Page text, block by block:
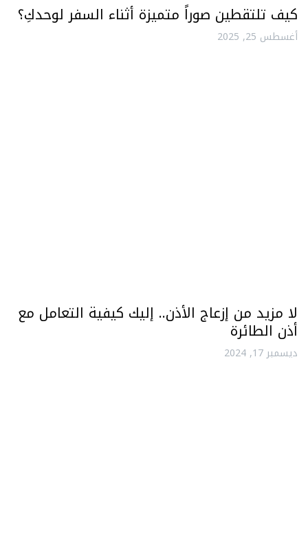
كيف تلتقطين صوراً متميزة أثناء السفر لوحدكِ؟
أغسطس 25, 2025
لا مزيد من إزعاج الأذن.. إليك كيفية التعامل مع
أذن الطائرة
ديسمبر 17, 2024